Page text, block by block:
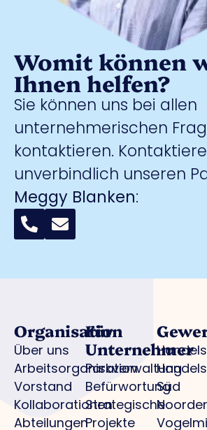
Womit können
Ihnen helfen?
Sie können uns bei allen
unternehmerischen
kontaktieren.
unverbindlich unseren
Meggy Blanken:
Organisation
Über uns
Arbeitsorganisation
Vorstand
Kollaborationen
Abteilungen
Für
Unternehmer
Parkverwaltung
Befürwortung
Strategische
Projekte
Süd